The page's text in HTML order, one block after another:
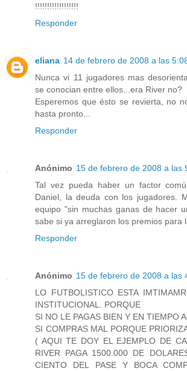
!!!!!!!!!!!!!!!!!!
Responder
eliana 14 de febrero de 2008 a las
Nunca vi 11 jugadores mas
se conocian entre ellos...era River no?
Esperemos que ésto se revierta, no
hasta pronto...
Responder
Anónimo 15 de febrero de 2008 a las
Tal vez pueda haber un factor
Daniel, la deuda con los jugadores.
equipo "sin muchas ganas de hacer
sabe si ya arreglaron los premios para
Responder
Anónimo 15 de febrero de 2008 a las
LO FUTBOLISTICO ESTA
INSTITUCIONAL. PORQUE
SI NO LE PAGAS BIEN Y EN TIEMPO
SI COMPRAS MAL PORQUE
( AQUI TE DOY EL EJEMPLO DE
RIVER PAGA 1500.000 DE
CIENTO DEL PASE Y BOCA